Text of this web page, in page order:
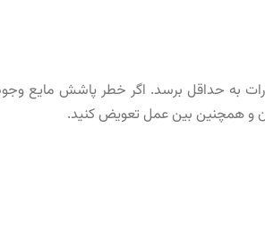
به حداقل برسد. اگر خطر پاشش مایع
و همچنین بین عمل تعویض کنید.